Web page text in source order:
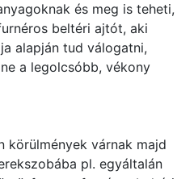
és meg is teheti,
beltéri ajtót, aki
alapján tud válogatni,
a legolcsóbb, vékony
körülmények várnak majd
pl. egyáltalán